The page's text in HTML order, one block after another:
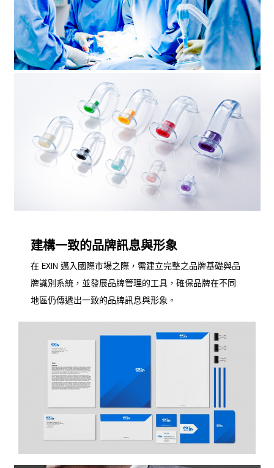
建構一致的品牌訊息與形象
在 EXIN 邁入國際市場之際，需建立完整之品牌基礎與品
牌識別系統，並發展品牌管理的工具，確保品牌在不同
地區仍傳遞出一致的品牌訊息與形象。